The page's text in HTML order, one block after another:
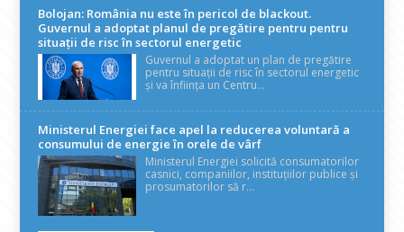
Bolojan: România nu este în pericol de blackout.
Guvernul a adoptat planul de pregătire pentru pentru
situații de risc în sectorul energetic
Guvernul a adoptat un plan de pregătire
pentru situații de risc în sectorul energetic
și va înființa un Centru...
Ministerul Energiei face apel la reducerea voluntară a
consumului de energie în orele de vârf
Ministerul Energiei solicită consumatorilor
casnici, companiilor, instituțiilor publice și
prosumatorilor să r...